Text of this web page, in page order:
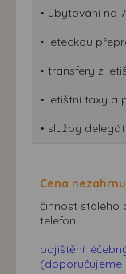
• ubytování na
• leteckou
• transfery z
• letištní taxy a
• služby
Cena
činnost stálého
telefon
pojištění
(doporučujeme